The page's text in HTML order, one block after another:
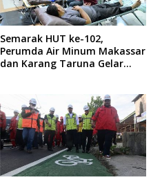
Semarak HUT ke-102,
Perumda Air Minum Makassar
dan Karang Taruna Gelar